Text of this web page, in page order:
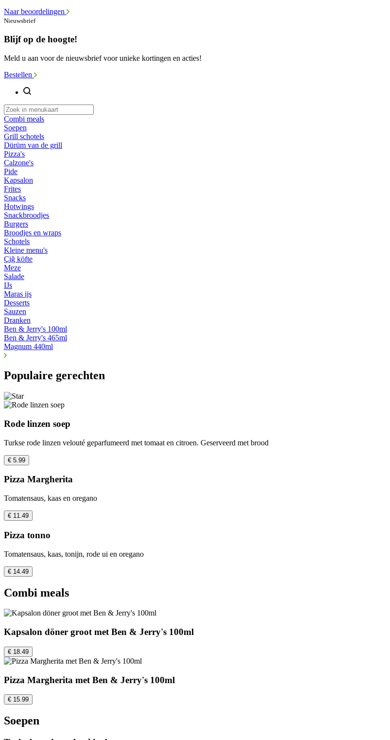
Naar beoordelingen
Nieuwsbrief
Blijf op de hoogte!
Meld u aan voor de nieuwsbrief voor unieke kortingen en acties!
Bestellen
Combi meals
Soepen
Grill schotels
Dürüm van de grill
Pizza's
Calzone's
Pide
Kapsalon
Frites
Snacks
Hotwings
Snackbroodjes
Burgers
Broodjes en wraps
Schotels
Kleine menu's
Çiğ köfte
Meze
Salade
IJs
Maras ijs
Desserts
Sauzen
Dranken
Ben & Jerry's 100ml
Ben & Jerry's 465ml
Magnum 440ml
Populaire gerechten
Rode linzen soep
Turkse rode linzen velouté geparfumeerd met tomaat en citroen. Geserveerd met brood
€ 5.99
Pizza Margherita
Tomatensaus, kaas en oregano
€ 11.49
Pizza tonno
Tomatensaus, kaas, tonijn, rode ui en oregano
€ 14.49
Combi meals
Kapsalon döner groot met Ben & Jerry's 100ml
€ 18.49
Pizza Margherita met Ben & Jerry's 100ml
€ 15.99
Soepen